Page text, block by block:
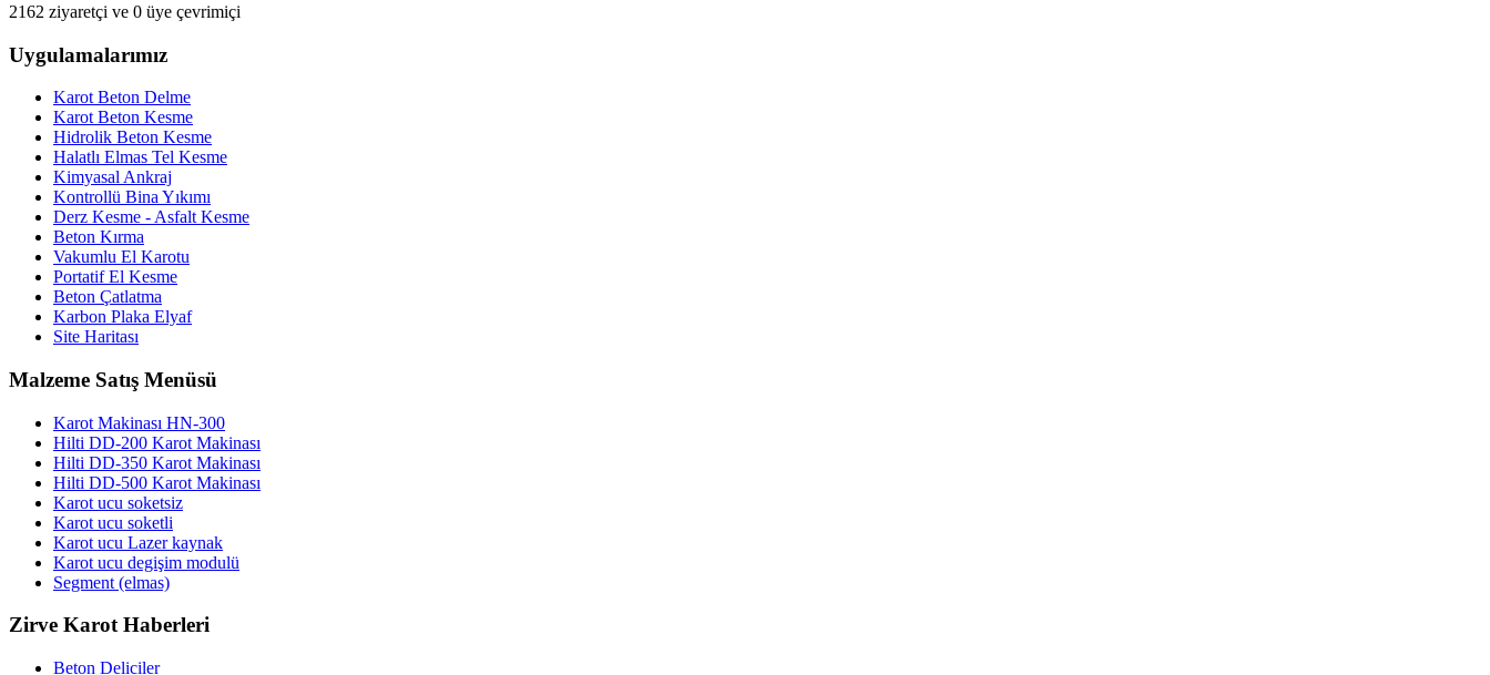
2162 ziyaretçi ve 0 üye çevrimiçi
Uygulamalarımız
Karot Beton Delme
Karot Beton Kesme
Hidrolik Beton Kesme
Halatlı Elmas Tel Kesme
Kimyasal Ankraj
Kontrollü Bina Yıkımı
Derz Kesme - Asfalt Kesme
Beton Kırma
Vakumlu El Karotu
Portatif El Kesme
Beton Çatlatma
Karbon Plaka Elyaf
Site Haritası
Malzeme Satış Menüsü
Karot Makinası HN-300
Hilti DD-200 Karot Makinası
Hilti DD-350 Karot Makinası
Hilti DD-500 Karot Makinası
Karot ucu soketsiz
Karot ucu soketli
Karot ucu Lazer kaynak
Karot ucu degişim modulü
Segment (elmas)
Zirve Karot Haberleri
Beton Deliciler